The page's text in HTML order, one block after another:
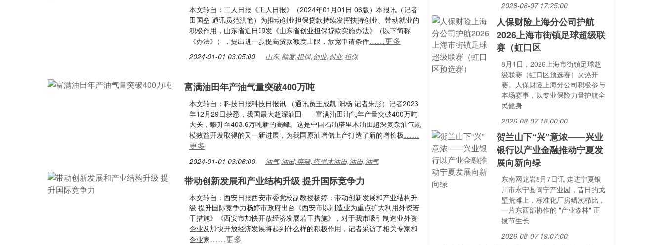
本文转自：工人日报《工人日报》（2024年01月01日 06版）本报讯（记者
田国垒 通讯员范洪艳）为推动创业担保贷款持续发挥扶持创业、带动就业的
积极作用，山东省近日印发《山东省创业担保贷款实施办法》（以下简称
《办法》），提出进一步提高贷款额度上限，放宽申请条件……更多
2024-01-01 03:05:00 山东,额度,担保,创业,创业,担保
富满油田年产油气量突破400万吨
本文转自：科技日报科技日报讯 （通讯员王成凯 阳杨 记者朱彤）记者2023
年12月29日获悉，我国最大超深油田——富满油田油气年产量突破400万吨
大关，攀升至403.6万吨新的高峰。这是中国石油塔里木油田超深复杂油气规
模效益开发取得的又一新进展，为我国原油增储上产打造了新的增长极……
更多
2024-01-01 03:06:00 油气,油田,突破,塔里木油田,油田,油气
带动创新发展和产业结构升级 提升国际竞争力
本文转自：西安日报西安市委党校副教授杨婷：带动创新发展和产业结构升
级 提升国际竞争力杨婷市政府出台《西安市以制造业为重点扩大利用外资若
干措施》《西安市加快开放经济发展若干措施》，对于我市吸引制造业外资
企业及加快开放经济发展将起到什么样的积极作用，记者采访了相关专家和
企业家……更多
2026-08-07 17:25:00
人保财险上海分公司护航
2026上海市街镇足球超级联
赛（虹口区
8月1日，2026上海市街镇足球超
级联赛（虹口区预选赛）火热开
赛。人保财险上海分公司积极参与
本场赛事，以专业保险力量护航全
民健身
2026-08-07 18:00:00
贺兰山下“兴”意浓——兴业
银行以产业金融推动宁夏发
展向新向绿
东南网龙岩8月7日讯 走进宁夏银
川市永宁县闽宁产业园，昔日的戈
壁荒滩上，标准化厂房鳞次栉比，
一片东西部协作的 "产业森林" 正
拔节生长
2026-08-07 19:07:00